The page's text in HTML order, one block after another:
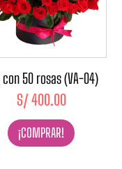
con 50 rosas (VA-04)
S/400.00
¡COMPRAR!